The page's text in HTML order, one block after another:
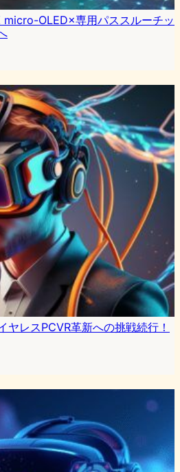
OLED×専用パススルーチッ
レスPCVR革新への挑戦続行！